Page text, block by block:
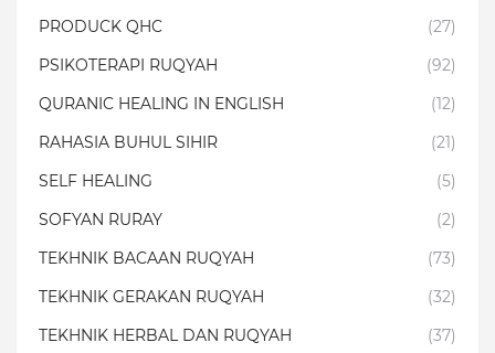
PRODUCK QHC
(27)
PSIKOTERAPI RUQYAH
(92)
QURANIC HEALING IN ENGLISH
(12)
RAHASIA BUHUL SIHIR
(21)
SELF HEALING
(5)
SOFYAN RURAY
(2)
TEKHNIK BACAAN RUQYAH
(73)
TEKHNIK GERAKAN RUQYAH
(32)
TEKHNIK HERBAL DAN RUQYAH
(37)